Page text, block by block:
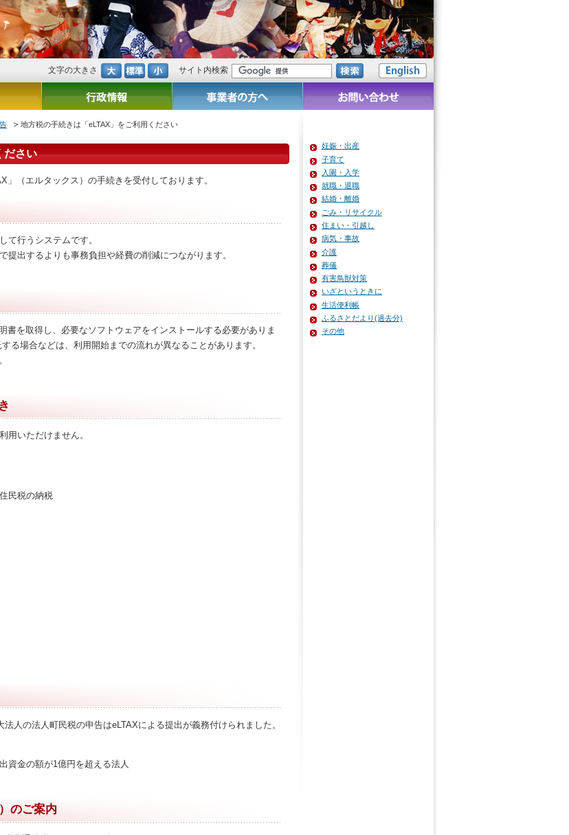
文字の大きさ サイト内検索
地方税の手続きは「eLTAX」をご利用ください
ださい
（エルタックス）の手続きを受付しております。
て行うシステムです。
出するよりも事務負担や経費の削減につながります。
書を取得し、必要なソフトウェアをインストールする必要がありま
る場合などは、利用開始までの流れが異なることがあります。
いただけません。
民税の納税
人の法人町民税の申告はeLTAXによる提出が義務付けられました。
資金の額が1億円を超える法人
のご案内
妊娠・出産
子育て
入園・入学
就職・退職
結婚・離婚
ごみ・リサイクル
住まい・引越し
病気・事故
介護
葬儀
有害鳥獣対策
いざというときに
生活便利帳
ふるさとだより(過去分)
その他